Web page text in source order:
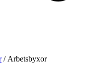
/ Arbetsbyxor